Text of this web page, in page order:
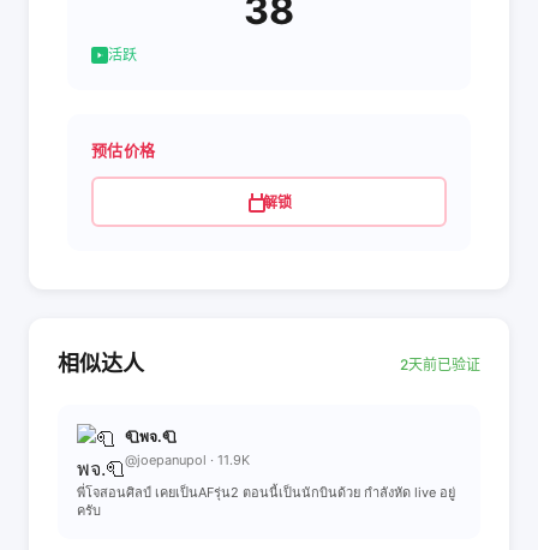
38
活跃
预估价格
解锁
相似达人 2天前已验证
🧻พจ.🧻
@joepanupol · 11.9K
พี่โจสอนศิลป์ เคยเป็นAFรุ่น2 ตอนนี้เป็นนักบินด้วย กำลังหัด live อยู่
ครับ